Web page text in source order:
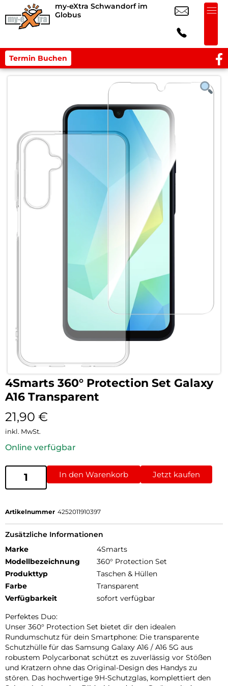
my-eXtra Schwandorf im
Globus
Termin Buchen
4Smarts 360° Protection Set Galaxy
A16 Transparent
21,90 €
inkl. MwSt.
Online verfügbar
In den Warenkorb Jetzt kaufen
Artikelnummer 4252011910397
Zusätzliche Informationen
Marke
4Smarts
Modellbezeichnung
360° Protection Set
Produkttyp
Taschen & Hüllen
Farbe
Transparent
Verfügbarkeit
sofort verfügbar
Perfektes Duo:
Unser 360° Protection Set bietet dir den idealen
Rundumschutz für dein Smartphone: Die transparente
Schutzhülle für das Samsung Galaxy A16 / A16 5G aus
robustem Polycarbonat schützt es zuverlässig vor Stößen
und Kratzern ohne das Original-Design des Handys zu
stören. Das hochwertige 9H-Schutzglas, komplettiert den